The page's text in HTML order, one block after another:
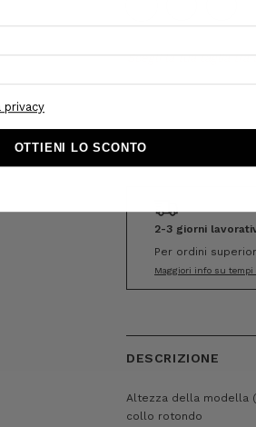
left
Scegli la tua taglia tra
2-3 giorni
Per ordini
Maggiori info su tempi
DESCRIZIONE
Altezza della modella
collo rotondo